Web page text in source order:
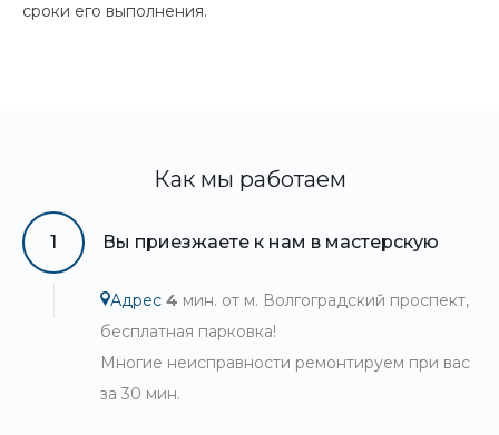
сроки его выполнения.
Как мы работаем
1 Вы приезжаете к нам в мастерскую
Адрес 4 мин. от м. Волгоградский проспект,
бесплатная парковка!
Многие неисправности ремонтируем при вас
за 30 мин.